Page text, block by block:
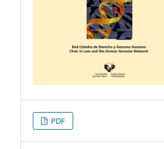
PDF